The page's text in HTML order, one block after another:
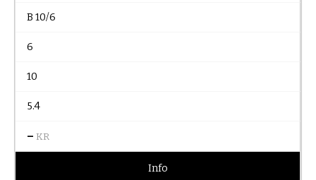
B 10/6
6
10
5.4
– KR
Info